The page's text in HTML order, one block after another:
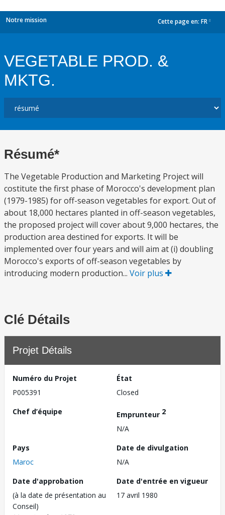
Notre mission Cette page en: FR
VEGETABLE PROD. &
MKTG.
Résumé*
The Vegetable Production and Marketing Project will
costitute the first phase of Morocco's development plan
(1979-1985) for off-season vegetables for export. Out of
about 18,000 hectares planted in off-season vegetables,
the proposed project will cover about 9,000 hectares, the
production area destined for exports. It will be
implemented over four years and will aim at (i) doubling
Morocco's exports of off-season vegetables by
introducing modern production... Voir plus
Clé Détails
Projet Détails
Numéro du Projet
P005391
État
Closed
Chef d’équipe
Emprunteur 2
N/A
Pays
Maroc
Date de divulgation
N/A
Date d'approbation
(à la date de présentation au
Conseil)
Date d'entrée en vigueur
17 avril 1980